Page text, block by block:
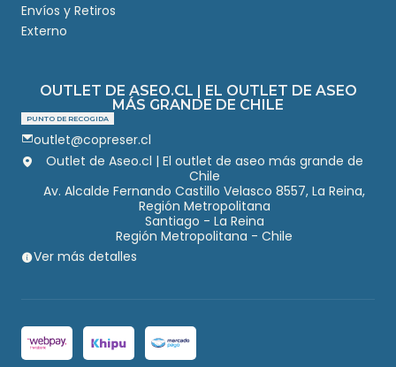
Envíos y Retiros
Externo
OUTLET DE ASEO.CL | EL OUTLET DE ASEO
MÁS GRANDE DE CHILE
PUNTO DE RECOGIDA
outlet@copreser.cl
Outlet de Aseo.cl | El outlet de aseo más grande de
Chile
Av. Alcalde Fernando Castillo Velasco 8557, La Reina,
Región Metropolitana
Santiago - La Reina
Región Metropolitana - Chile
Ver más detalles